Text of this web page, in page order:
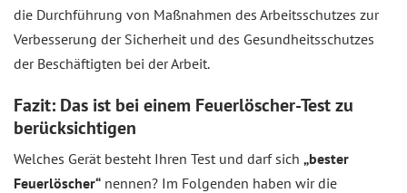
die Durchführung von Maßnahmen des Arbeitsschutzes zur
Verbesserung der Sicherheit und des Gesundheitsschutzes
der Beschäftigten bei der Arbeit.
Fazit: Das ist bei einem Feuerlöscher-Test zu
berücksichtigen
Welches Gerät besteht Ihren Test und darf sich „bester
Feuerlöscher“ nennen? Im Folgenden haben wir die